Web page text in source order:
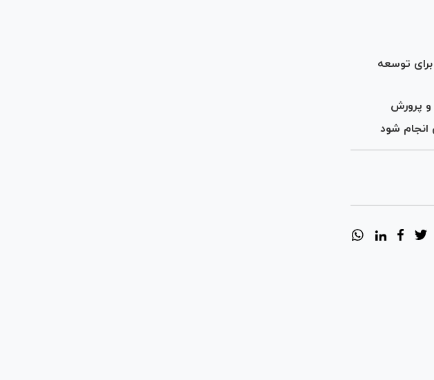
توسعه
و پرورش
انجام شود